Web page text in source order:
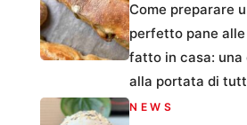
Come preparare
perfetto pane
fatto in casa: una
alla portata di
NEWS